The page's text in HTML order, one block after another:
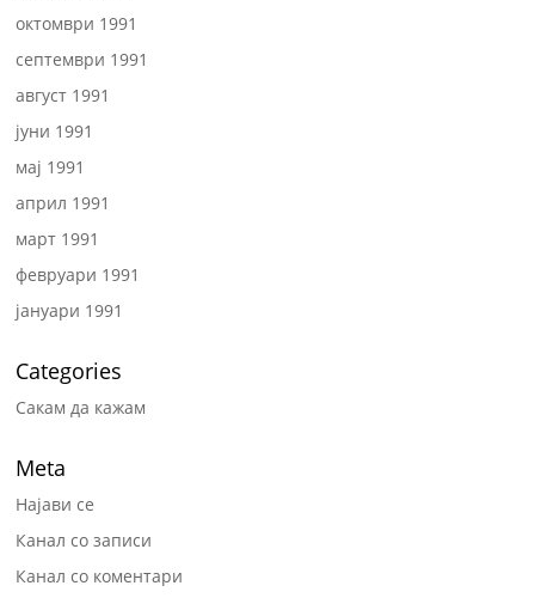
октомври 1991
септември 1991
август 1991
јуни 1991
мај 1991
април 1991
март 1991
февруари 1991
јануари 1991
Categories
Сакам да кажам
Meta
Најави се
Канал со записи
Канал со коментари